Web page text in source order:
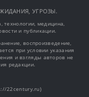
УГРОЗЫ.
технологии, медицина,
и публикации.
воспроизведение,
при условии указания
и взгляды авторов не
редакции.
22century.ru)